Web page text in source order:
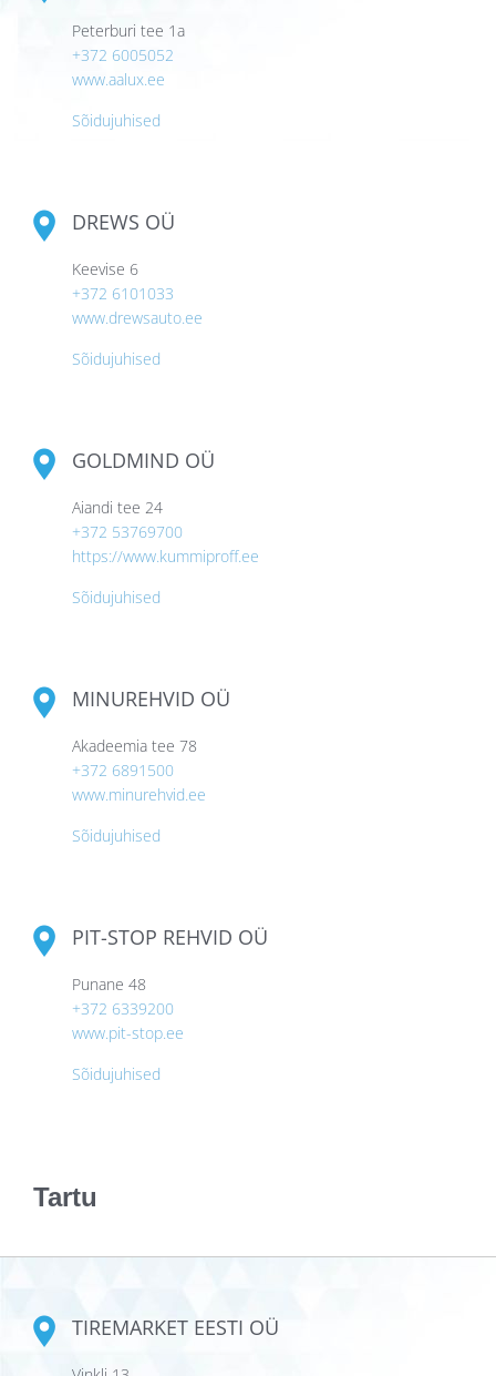
Peterburi tee 1a
+372 6005052
www.aalux.ee
Sõidujuhised
DREWS OÜ
Keevise 6
+372 6101033
www.drewsauto.ee
Sõidujuhised
GOLDMIND OÜ
Aiandi tee 24
+372 53769700
https://www.kummiproff.ee
Sõidujuhised
MINUREHVID OÜ
Akadeemia tee 78
+372 6891500
www.minurehvid.ee
Sõidujuhised
PIT-STOP REHVID OÜ
Punane 48
+372 6339200
www.pit-stop.ee
Sõidujuhised
Tartu
TIREMARKET EESTI OÜ